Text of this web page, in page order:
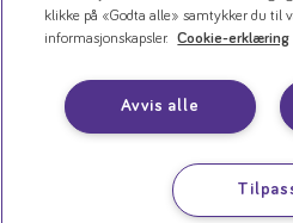
Kontakt
Bruk av
klikke på «Godta alle» samtykker du til
informasjonskapsler.
Cookie-erklæring
Avvis alle